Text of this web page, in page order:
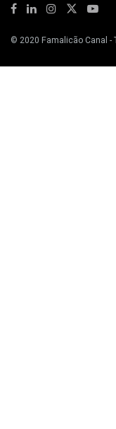
© 2020 Famalicão Canal -